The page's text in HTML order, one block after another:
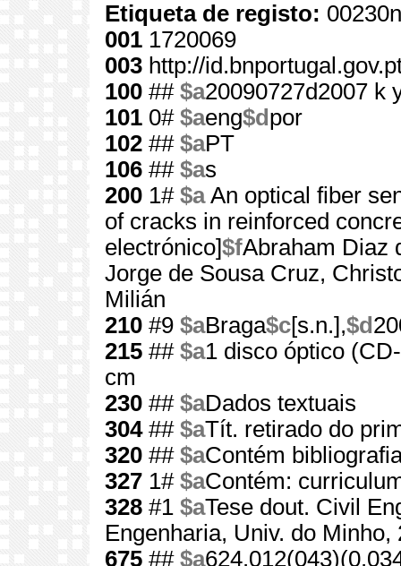
Etiqueta de registo:
001 1720069
003 http://
100 ## $a20090727d2007 k
101 0# $aeng$d por
102 ## $aPT
106 ## $as
200 1# $aAn optical fiber
of cracks in reinforced
electrónico]$fAbraham Diaz
Jorge de Sousa Cruz,
Milián
210 #9 $aBraga$c[s.n.],$d
215 ## $a1 disco óptico
cm
230 ## $aDados textuais
304## $aTít. retirado do
320 ## $aContém
327 1# $aContém:
328 #1 $aTese dout. Civil
Engenharia, Univ. do Minho,
675 ## $a